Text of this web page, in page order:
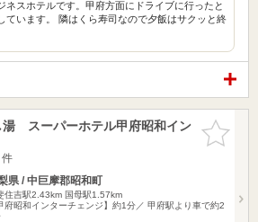
ネスホテルです。甲府方面にドライブに行ったと
ています。 隣はくら寿司なので夕飯はサクッと終
お気に入
りに追加
スーパーホテル甲府昭和イン
県 / 中巨摩郡昭和町
住吉駅2.43km 国母駅1.57km
府昭和インターチェンジ】約1分／ 甲府駅より車で約2